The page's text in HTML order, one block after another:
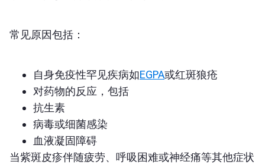
常见原因包括：
自身免疫性罕见疾病如EGPA或红斑狼疮
对药物的反应，包括
抗生素
病毒或细菌感染
血液凝固障碍
当紫斑皮疹伴随疲劳、呼吸困难或神经痛等其他症状